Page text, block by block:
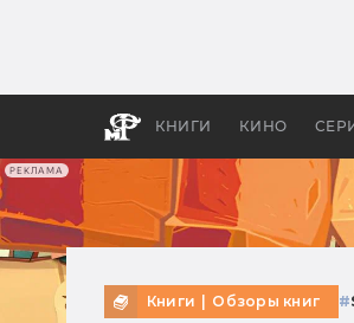
РЕКЛАМА
КНИГИ КИНО
Книги Обзоры книг #